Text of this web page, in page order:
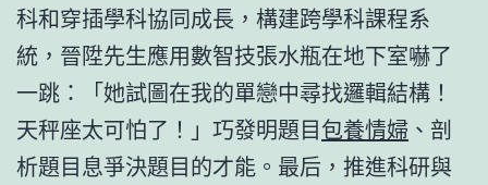
科和穿插學科協同成長，構建跨學科課程系
統，晉陞先生應用數智技張水瓶在地下室嚇了
一跳：「她試圖在我的單戀中尋找邏輯結構！
天秤座太可怕了！」巧發明題目包養情婦 、剖
析題目息爭決題目的才能。最后，推進科研與